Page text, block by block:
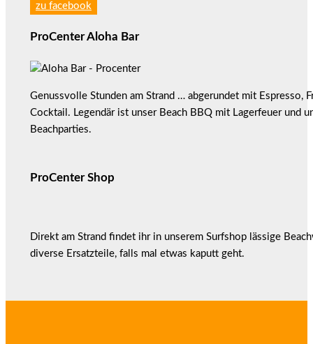
zu facebook
ProCenter Aloha Bar
Genussvolle Stunden am Strand … abgerundet mit Espresso,
Cocktail. Legendär ist unser Beach BBQ mit Lagerfeuer und
Beachparties.
ProCenter Shop
Direkt am Strand findet ihr in unserem Surfshop lässige
diverse Ersatzteile, falls mal etwas kaputt geht.